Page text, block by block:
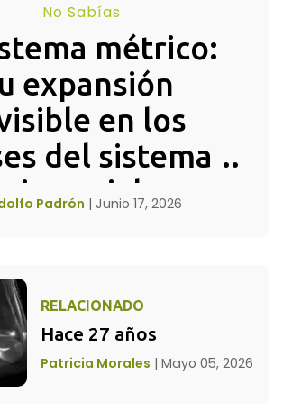
No Sabías
métrico:
expansión
en los
del sistema
imperial
Padrón | Junio 17, 2026
RELACIONADO
Hace 27 años
Patricia Morales |Mayo 05, 2026